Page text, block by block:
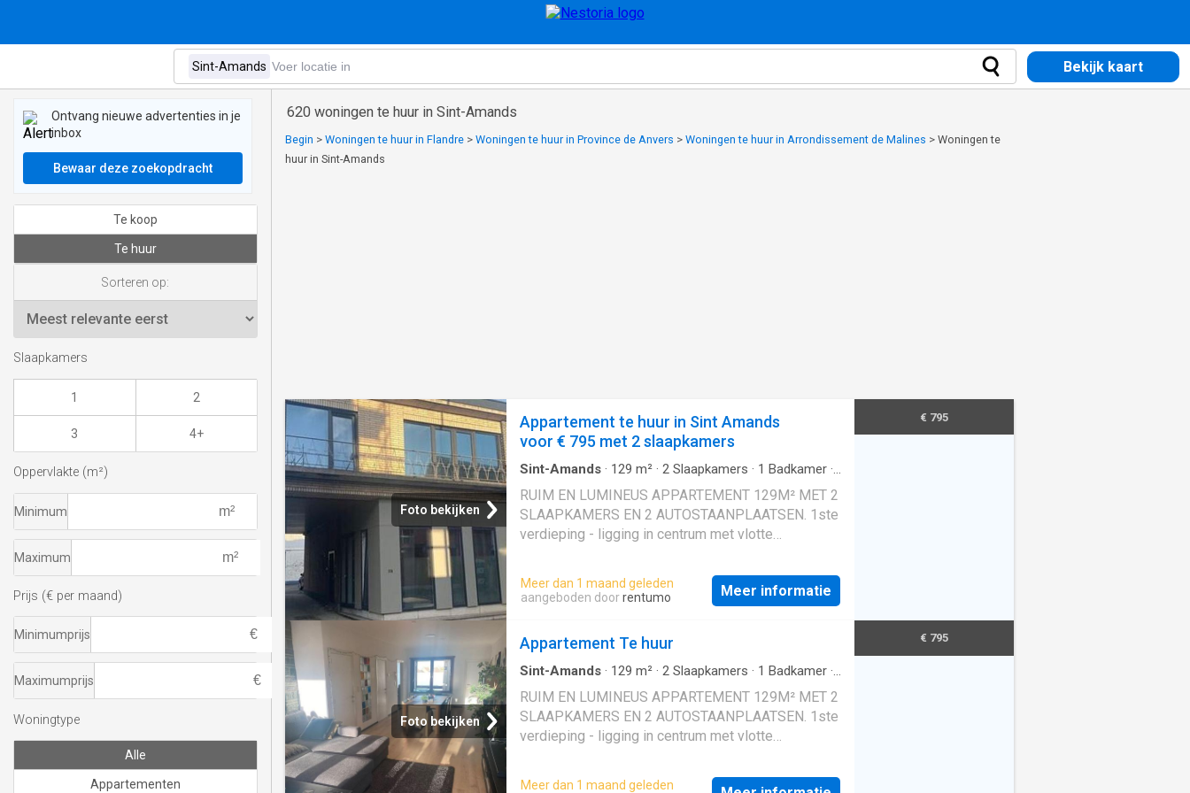
Bekijk kaart
620 woningen te huur in Sint-Amands
Begin > Woningen te huur in Flandre > Woningen te huur in Province de Anvers > Woningen te huur in Arrondissement de Malines > Woningen te
huur in Sint-Amands
Foto bekijken
Appartement te huur in Sint Amands
voor € 795 met 2 slaapkamers
Sint-Amands · 129 m² · 2 Slaapkamers · 1 Badkamer ·
RUIM EN LUMINEUS APPARTEMENT 129M² MET 2
SLAAPKAMERS EN 2 AUTOSTAANPLAATSEN. 1ste
verdieping - ligging in centrum met vlotte
Individuele inkomhal. 1ste verdieping: Traphal / wc
met handwas / grote living met eetplaats (42m²) /
berging / recente super-ingerichte keuken /
slaapkamers (3,6 x 3,5m; 13m²) / recente badkamer
met wastafel en inloopdouche. 2 autostaanplaatsen
op parking achter gebouw. Appartement is
bewoonbaar door maximaal 3 personen
Meer dan 1 maand geleden
aangeboden doorrentumo Meer informatie
€ 795
Foto bekijken
Appartement Te huur
Sint-Amands · 129 m² · 2 Slaapkamers · 1 Badkamer ·
RUIM EN LUMINEUS APPARTEMENT 129M² MET 2
SLAAPKAMERS EN 2 AUTOSTAANPLAATSEN. 1ste
verdieping - ligging in centrum met vlotte
Individuele inkomhal. 1ste verdieping: Traphal / wc
Meer dan 1 maand geleden
€ 795
Ontvang nieuwe advertenties in je
inbox
Bewaar deze zoekopdracht
Te koop
Te huur
Sorteren op:
Slaapkamers
1 2
3 4+
Oppervlakte (m²)
Minimum
Maximum
Prijs (€ per maand)
Minimumprijs
Maximumprijs
Woningtype
Alle
Appartementen